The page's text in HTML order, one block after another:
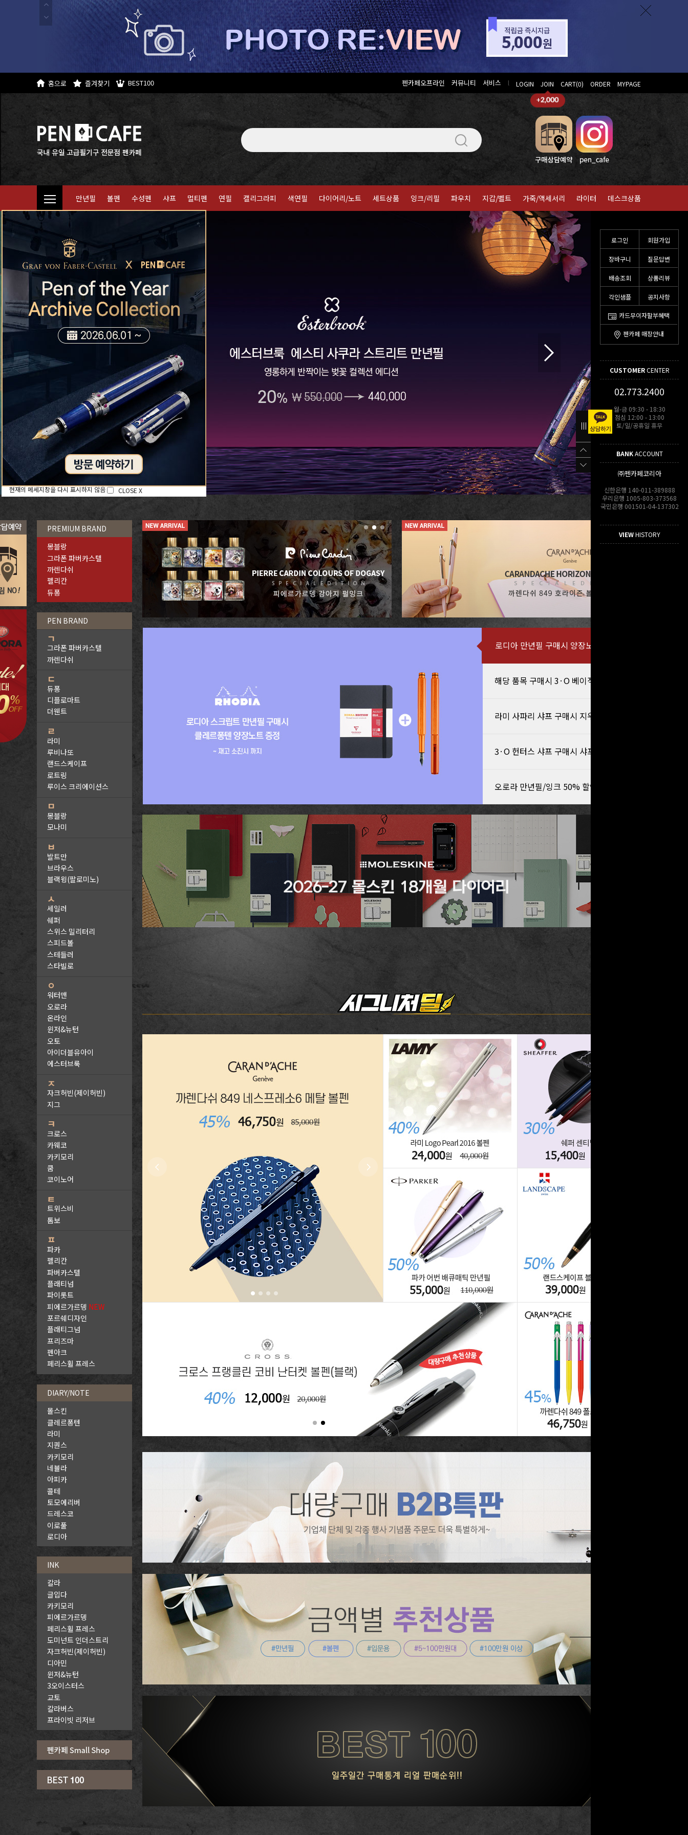
로그인 회원가입
장바구니 질문답변
배송조회 상품리뷰
각인샘플 공지사항
카드무이자할부혜택
펜카페 매장안내
CUSTOMERCENTER
02.773.2400
월-금 09:30 - 18:30
점심 12:00 - 13:00
토/일/공휴일 휴무
BANKACCOUNT
㈜펜카페코리아
신한은행 140-011-389888
우리은행 1005-803-373568
국민은행 001501-04-137302
VIEWHISTORY
홈으로 즐겨찾기 BEST100 펜카페오프라인 커뮤니티 서비스 l LOGIN JOIN CART(0) ORDER MYPAGE
만년필 볼펜 수성펜 샤프 멀티펜 연필 캘리그라피 색연필 다이어리/노트 세트상품 잉크/리필 파우치 지갑/벨트 가죽/액세서리 라이터 데스크상품
PREMIUM BRAND
몽블랑
그라폰 파버카스텔
까렌다쉬
펠리칸
듀퐁
PEN BRAND
ㄱ
그라폰 파버카스텔
까렌다쉬
ㄷ
듀퐁
디플로마트
더웬트
ㄹ
라미
루비나또
랜드스케이프
로트링
루이스 크리에이션스
ㅁ
몽블랑
모나미
ㅂ
발트만
브라우스
블랙윙(팔로미노)
ㅅ
세일러
쉐퍼
스위스 밀리터리
스피드볼
스테들러
스타빌로
ㅇ
워터맨
오로라
온라인
윈저&뉴턴
오토
아이더블유아이
에스터브룩
ㅈ
자크허빈(제이허빈)
지그
ㅋ
크로스
카웨코
카키모리
쿰
코이노어
ㅌ
트위스비
톰보
ㅍ
파카
펠리칸
파버카스텔
플래티넘
파이롯트
피에르가르뎅 NEW
포르쉐디자인
플래티그넘
프리즈마
펜아크
페리스휠 프레스
DIARY/NOTE
몰스킨
클레르퐁텐
라미
지퀀스
카키모리
네뷸라
아피카
콜테
토모에리버
드레스코
이로풀
로디아
INK
칼라
글입다
카키모리
피에르가르뎅
페리스휠 프레스
도미넌트 인더스트리
자크허빈(제이허빈)
디아민
윈저&뉴턴
3오이스터스
교토
칼라버스
프라이빗 리저브
로디아 만년필 구매시 양장노트 증정
해당 품목 구매시 3·O 베이직 잉크 증정
라미 사파리 샤프 구매시 지우개 증정
3·O 헌터스 샤프 구매시 샤프심 증정
오로라 만년필/잉크 50% 할인
현재의 메세지창을 다시 표시하지 않음 CLOSE X